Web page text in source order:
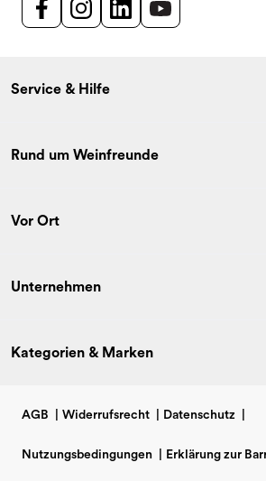
Service & Hilfe
Rund um Weinfreunde
Vor Ort
Unternehmen
Kategorien & Marken
AGB Widerrufsrecht Datenschutz
Nutzungsbedingungen Erklärung zur